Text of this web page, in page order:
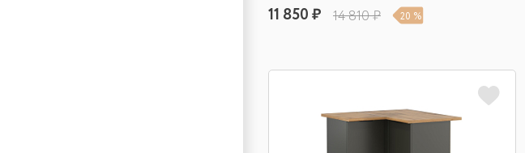
11 850 ₽ 14 810 ₽ 20 %